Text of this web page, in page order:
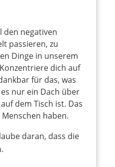
den negativen
passieren, zu
Dinge in unserem
dich auf
für das, was
nur ein Dach über
dem Tisch ist. Das
haben.
daran, dass die